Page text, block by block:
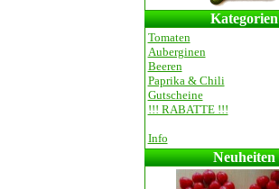
Kategorien
Tomaten
Auberginen
Beeren
Paprika & Chili
Gutscheine
!!! RABATTE !!!
Info
Neuheiten